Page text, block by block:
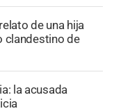
de una hija
clandestino de
la acusada